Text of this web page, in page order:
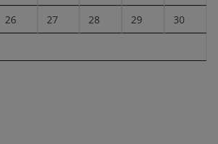
26 27 28 29 30